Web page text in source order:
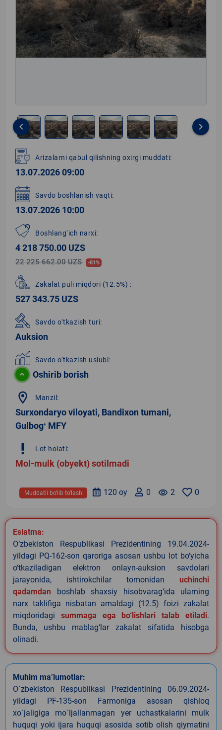
1
of
6
keyboard_arrow_left keyboard_arrow_right
Arizalarni qabul qilishning oxirgi muddati:
13.07.2026 09:00
Savdo boshlanish vaqti:
13.07.2026 10:00
Boshlang‘ich narxi:
4 218 750.00 UZS
22 225 662.00 UZS -81%
Zakalat puli miqdori (12.5%) :
527 343.75 UZS
Savdo o‘tkazish turi:
Auksion
Savdo o‘tkazish uslubi:
Oshirib borish
location_on Manzil:
Surxondaryo viloyati, Bandixon tumani,
Gulbogʻ MFY
priority_high Lot holati:
Mol-mulk (obyekt) sotilmadi
0
remove_red_eye 2
0
120 oy
Muddatli bo‘lib to‘lash
Eslatma:
O‘zbekiston Respublikasi Prezidentining 19.04.2024-
yildagi PQ-162-son qaroriga asosan ushbu lot bo‘yicha
o‘tkaziladigan elektron onlayn-auksion savdolari
jarayonida, ishtirokchilar tomonidan uchinchi
qadamdan boshlab shaxsiy hisobvarag‘ida ularning
narx taklifiga nisbatan amaldagi (12.5) foizi zakalat
miqdoridagi summaga ega bo‘lishlari talab etiladi.
Bunda, ushbu mablag‘lar zakalat sifatida hisobga
olinadi.
Muhim ma’lumotlar:
O`zbekiston Respublikasi Prezidentining 06.09.2024-
yildagi PF-135-son Farmoniga asosan qishloq
xo`jaligiga mo`ljallanmagan yer uchastkalarini mulk
huquqi yoki ijara huquqi asosida sotib olish qiymatini